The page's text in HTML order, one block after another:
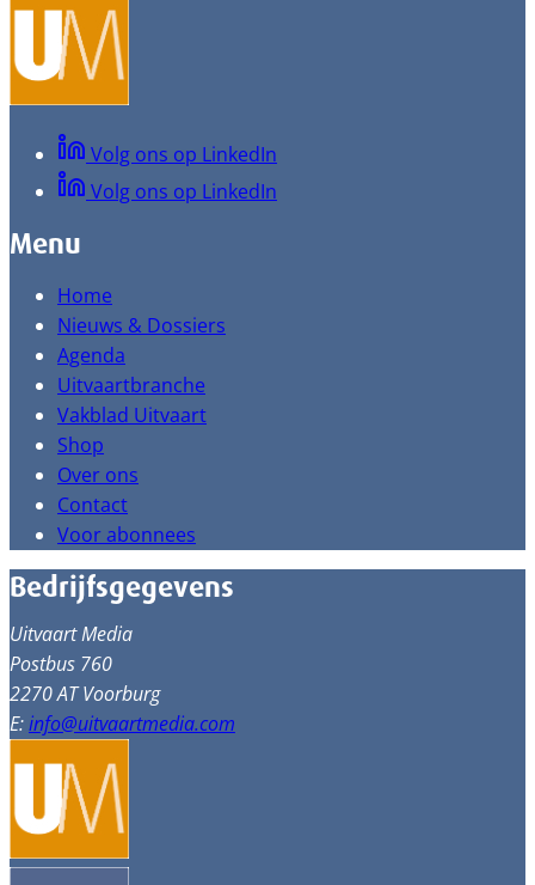
Volg ons op LinkedIn
Volg ons op LinkedIn
Menu
Home
Nieuws & Dossiers
Agenda
Uitvaartbranche
Vakblad Uitvaart
Shop
Over ons
Contact
Voor abonnees
Bedrijfsgegevens
Uitvaart Media
Postbus 760
2270 AT Voorburg
E:info@uitvaartmedia.com